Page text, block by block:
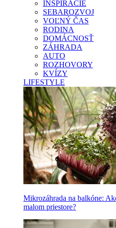
INŠPIRÁCIE
SEBAROZVOJ
VOĽNÝ ČAS
RODINA
DOMÁCNOSŤ
ZÁHRADA
AUTO
ROZHOVORY
KVÍZY
LIFESTYLE
Mikrozáhrada na balkóne:
malom priestore?